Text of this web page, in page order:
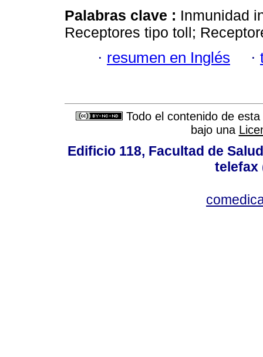
Palabras clave : Inmunidad
Receptores tipo toll;
· resumen en Inglés ·
Todo el contenido de
bajo una
Edificio 118, Facultad de
telefax